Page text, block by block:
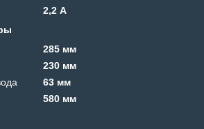
2,2 А
285 мм
230 мм
63 мм
580 мм